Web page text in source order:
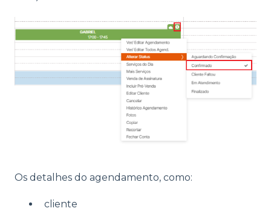
Os detalhes do agendamento, como:
cliente